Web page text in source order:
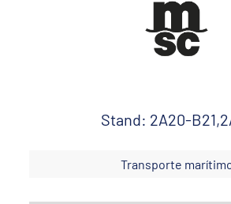
Stand: 2A20-
Transporte